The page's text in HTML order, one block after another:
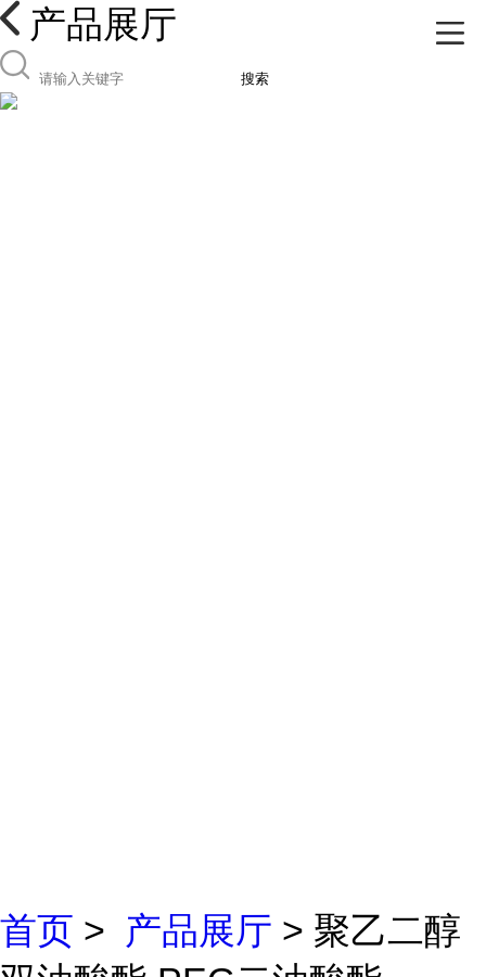
产品展厅
搜索
首页 > 产品展厅 > 聚乙二醇